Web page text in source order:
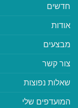
חדשים
אודות
מבצעים
צור קשר
שאלות נפוצות
המועדפים שלי